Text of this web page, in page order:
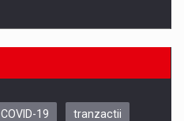
COVID-19 tranzactii